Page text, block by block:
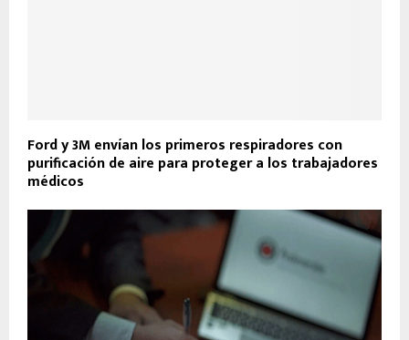
Ford y 3M envían los primeros respiradores con
purificación de aire para proteger a los trabajadores
médicos